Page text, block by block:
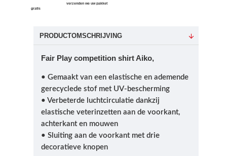
verzenden we uw pakket
gratis
PRODUCTOMSCHRIJVING
Fair Play competition shirt Aiko,
• Gemaakt van een elastische en ademende
gerecyclede stof met UV-bescherming
• Verbeterde luchtcirculatie dankzij
elastische veterinzetten aan de voorkant,
achterkant en mouwen
• Sluiting aan de voorkant met drie
decoratieve knopen